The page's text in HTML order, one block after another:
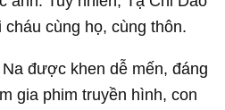
cùng họ, cùng thôn.
được khen dễ mến, đáng
gia phim truyền hình, con